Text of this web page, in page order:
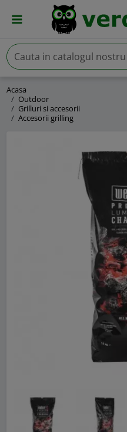
Acasa
Outdoor
Grilluri si accesorii
Accesorii grilling